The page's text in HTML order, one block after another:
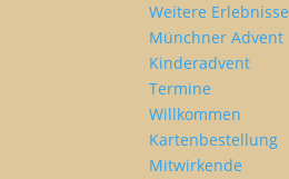
Weitere Erlebnisse
Münchner Advent
Kinderadvent
Termine
Willkommen
Kartenbestellung
Mitwirkende